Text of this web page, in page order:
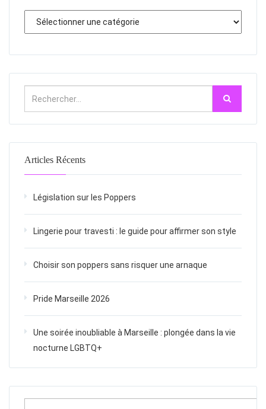
Articles Récents
Législation sur les Poppers
Lingerie pour travesti : le guide pour affirmer son style
Choisir son poppers sans risquer une arnaque
Pride Marseille 2026
Une soirée inoubliable à Marseille : plongée dans la vie
nocturne LGBTQ+